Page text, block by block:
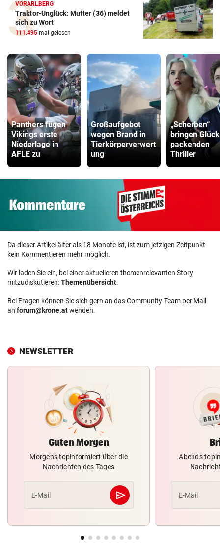
VORARLBERG
Traktor-Unglück: Mutter (36) meldet
sich zu Wort
111.495 mal gelesen
Panthers fügen
Vikings erste
Niederlage in
AFLE zu
Großaufgebot
wegen Brand in
Tierkörperverwert
ung
„Scherben“
bringen
packenden
Thriller
Da dieser Artikel älter als 18 Monate ist, ist zum jetzigen Zeitpunkt
kein Kommentieren mehr möglich.
Wir laden Sie ein, bei einer aktuelleren themenrelevanten Story
mitzudiskutieren:Themenübersicht.
Bei Fragen können Sie sich gern an das Community-Team per Mail
an forum@krone.atwenden.
NEWSLETTER
Guten Morgen
Morgens topinformiert über die
Nachrichten des Tages
E-Mail send
Abschicken
Abends
E-Mail